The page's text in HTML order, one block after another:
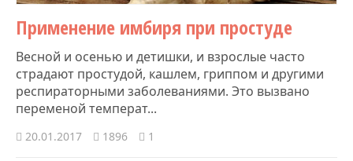
​Применение имбиря при простуде
Весной и осенью и детишки, и взрослые часто
страдают простудой, кашлем, гриппом и другими
респираторными заболеваниями. Это вызвано
переменой температ...
20.01.2017 1896 1